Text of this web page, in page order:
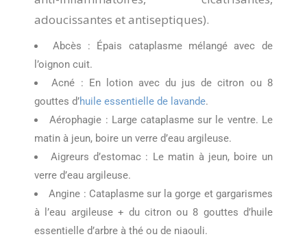
adoucissantes et antiseptiques).
Abcès : Épais cataplasme mélangé avec de
l’oignon cuit.
Acné : En lotion avec du jus de citron ou 8
gouttes d’huile essentielle de lavande.
Aérophagie : Large cataplasme sur le ventre. Le
matin à jeun, boire un verre d’eau argileuse.
Aigreurs d’estomac : Le matin à jeun, boire un
verre d’eau argileuse.
Angine : Cataplasme sur la gorge et gargarismes
à l’eau argileuse + du citron ou 8 gouttes d’huile
essentielle d’arbre à thé ou de niaouli.